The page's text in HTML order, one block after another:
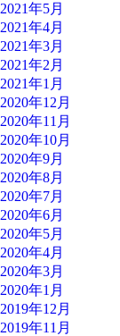
2021年5月
2021年4月
2021年3月
2021年2月
2021年1月
2020年12月
2020年11月
2020年10月
2020年9月
2020年8月
2020年7月
2020年6月
2020年5月
2020年4月
2020年3月
2020年1月
2019年12月
2019年11月